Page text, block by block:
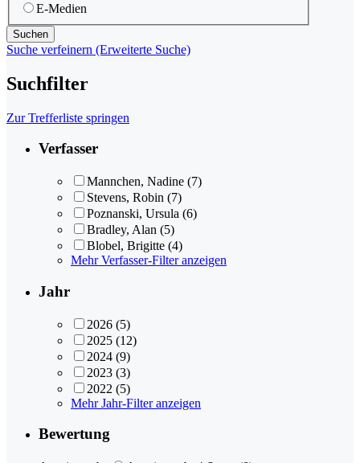
E-Medien
Suche verfeinern (Erweiterte Suche)
Suchfilter
Zur Trefferliste springen
Verfasser
Mannchen, Nadine (7)
Stevens, Robin (7)
Poznanski, Ursula (6)
Bradley, Alan (5)
Blobel, Brigitte (4)
Mehr Verfasser-Filter anzeigen
Jahr
2026 (5)
2025 (12)
2024 (9)
2023 (3)
2022 (5)
Mehr Jahr-Filter anzeigen
Bewertung